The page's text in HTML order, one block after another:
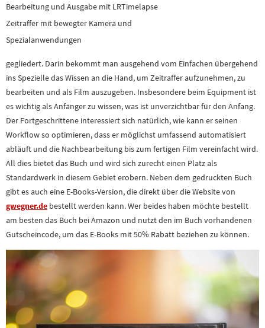
Bearbeitung und Ausgabe mit LRTimelapse
Zeitraffer mit bewegter Kamera und
Spezialanwendungen
gegliedert. Darin bekommt man ausgehend vom Einfachen übergehend
ins Spezielle das Wissen an die Hand, um Zeitraffer aufzunehmen, zu
bearbeiten und als Film auszugeben. Insbesondere beim Equipment ist
es wichtig als Anfänger zu wissen, was ist unverzichtbar für den Anfang.
Der Fortgeschrittene interessiert sich natürlich, wie kann er seinen
Workflow so optimieren, dass er möglichst umfassend automatisiert
abläuft und die Nachbearbeitung bis zum fertigen Film vereinfacht wird.
All dies bietet das Buch und wird sich zurecht einen Platz als
Standardwerk in diesem Gebiet erobern. Neben dem gedruckten Buch
gibt es auch eine E-Books-Version, die direkt über die Website von
gwegner.de bestellt werden kann. Wer beides haben möchte bestellt
am besten das Buch bei Amazon und nutzt den im Buch vorhandenen
Gutscheincode, um das E-Books mit 50% Rabatt beziehen zu können.